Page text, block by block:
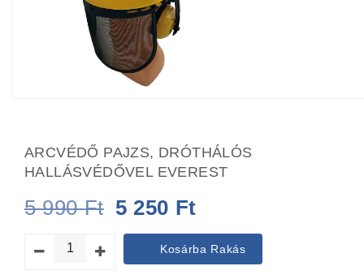
ARCVÉDŐ PAJZS, DRÓTHÁLÓS
HALLÁSVÉDŐVEL EVEREST
5 990Ft Original
price
was:
5 250 Ft
price
is:
Kosárba Rakás